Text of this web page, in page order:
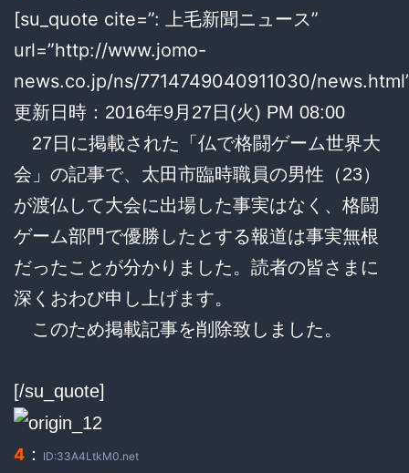
[su_quote cite=”: 上毛新聞ニュース”
url=”http://www.jomo-
news.co.jp/ns/7714749040911030/
更新日時：2016年9月27日(火) PM 08:00
27日に掲載された「仏で格闘ゲーム世界大
会」の記事で、太田市臨時職員の男性（23）
が渡仏して大会に出場した事実はなく、格闘
ゲーム部門で優勝したとする報道は事実無根
だったことが分かりました。読者の皆さまに
深くおわび申し上げます。
このため掲載記事を削除致しました。
[/su_quote]
4 ： ID:33A4LtkM0.net